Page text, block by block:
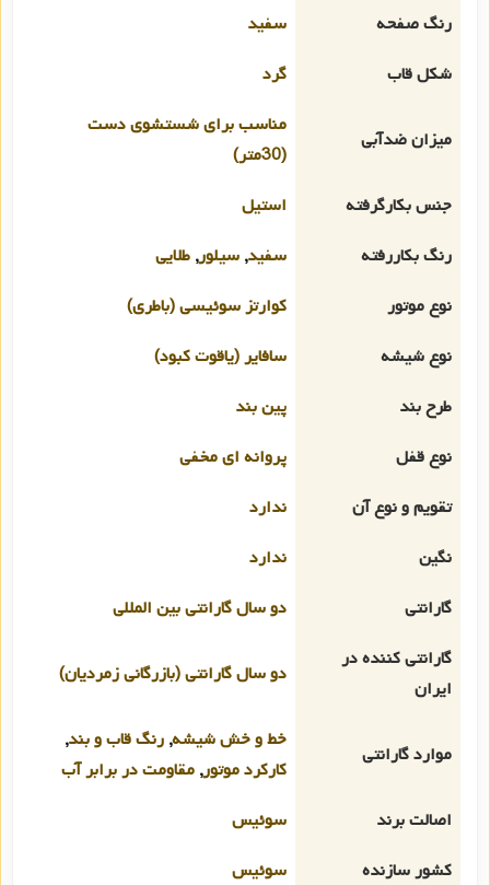
رنگ صفحه
سفید
شکل قاب
گرد
میزان ضدآبی
مناسب برای شستشوی دست
(30متر)
جنس بکارگرفته
استیل
رنگ بکاررفته
سفید, سیلور, طلایی
نوع موتور
کوارتز سوئیسی (باطری)
نوع شیشه
سافایر (یاقوت کبود)
طرح بند
پین بند
نوع قفل
پروانه ای مخفی
تقویم و نوع آن
ندارد
نگین
ندارد
گارانتی
دو سال گارانتی بین المللی
گارانتی کننده در
ایران
دو سال گارانتی (بازرگانی زمردیان)
موارد گارانتی
خط و خش شیشه, رنگ قاب و بند,
کارکرد موتور, مقاومت در برابر آب
اصالت برند
سوئیس
کشور سازنده
سوئیس